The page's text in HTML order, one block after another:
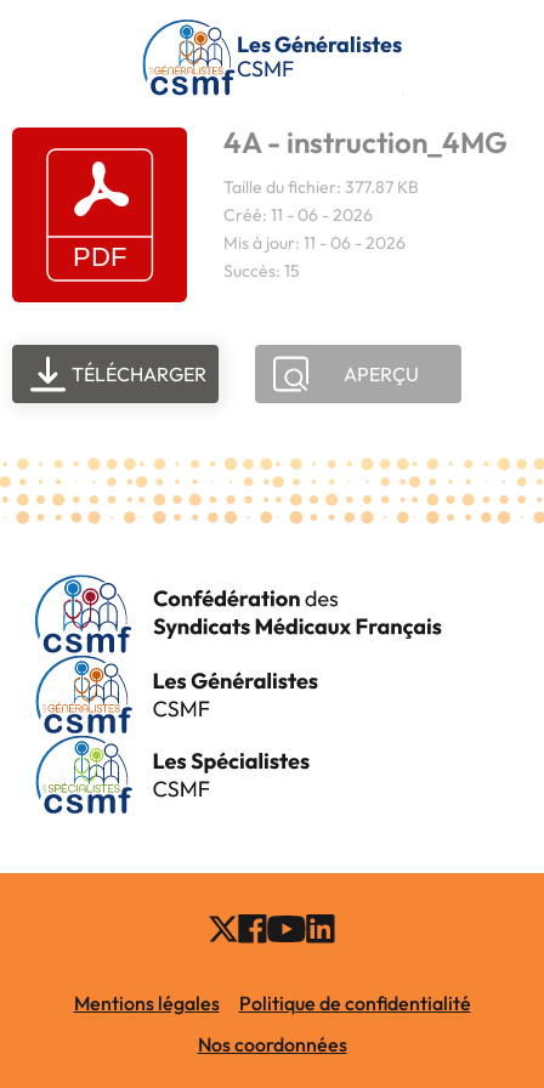
Passer au contenu principal
Les Généralistes
CSMF
4A - instruction_4MG
Taille du fichier: 377.87 KB
Créé: 11 - 06 - 2026
Mis à jour: 11 - 06 - 2026
Succès: 15
TÉLÉCHARGER APERÇU
Mentions légales
Politique de confidentialité
Nos coordonnées